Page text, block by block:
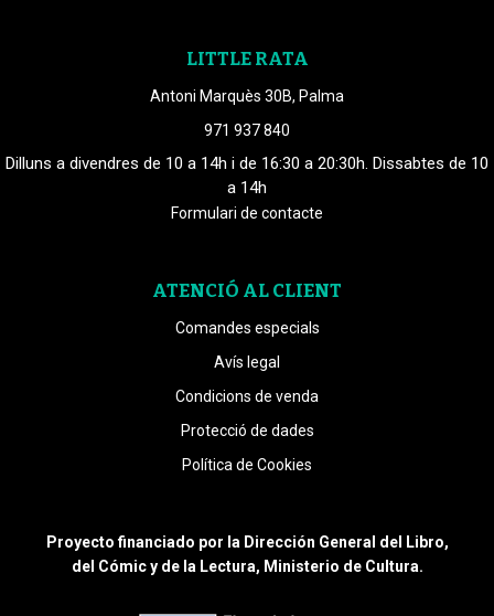
LITTLE RATA
Antoni Marquès 30B, Palma
971 937 840
Dilluns a divendres de 10 a 14h i de 16:30 a 20:30h. Dissabtes de 10
a 14h
Formulari de contacte
ATENCIÓ AL CLIENT
Comandes especials
Avís legal
Condicions de venda
Protecció de dades
Política de Cookies
Proyecto financiado por la Dirección General del Libro,
del Cómic y de la Lectura, Ministerio de Cultura.